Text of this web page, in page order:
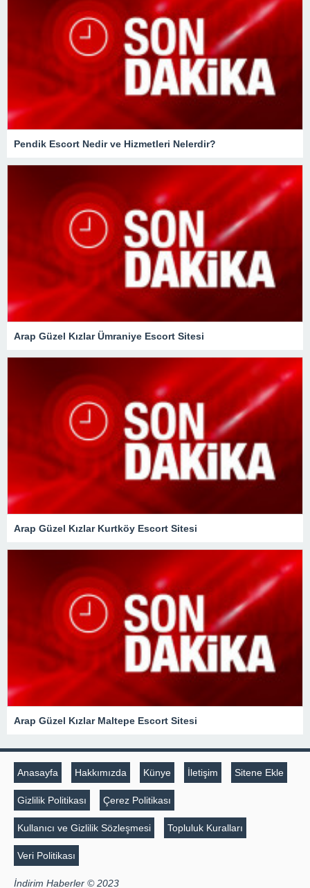
Pendik Escort Nedir ve Hizmetleri Nelerdir?
Arap Güzel Kızlar Ümraniye Escort Sitesi
Arap Güzel Kızlar Kurtköy Escort Sitesi
Arap Güzel Kızlar Maltepe Escort Sitesi
Anasayfa Hakkımızda Künye İletişim Sitene Ekle
Gizlilik Politikası Çerez Politikası
Kullanıcı ve Gizlilik Sözleşmesi Topluluk Kuralları
Veri Politikası
İndirim Haberler © 2023